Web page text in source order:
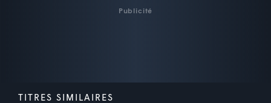
Publicité
TITRES SIMILAIRES